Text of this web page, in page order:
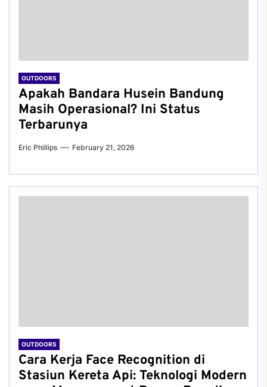
OUTDOORS
Apakah Bandara Husein Bandung
Masih Operasional? Ini Status
Terbarunya
Eric Phillips February 21, 2026
OUTDOORS
Cara Kerja Face Recognition di
Stasiun Kereta Api: Teknologi Modern